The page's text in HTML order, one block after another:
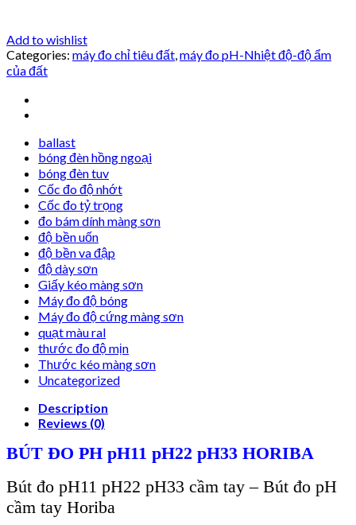
Add to wishlist
Categories: máy đo chỉ tiêu đất,máy đo pH-Nhiệt độ-độ ẩm
của đất
ballast
bóng đèn hồng ngoại
bóng đèn tuv
Cốc đo độ nhớt
Cốc đo tỷ trọng
đo bám dính màng sơn
độ bền uốn
độ bền va đập
độ dày sơn
Giấy kéo màng sơn
Máy đo độ bóng
Máy đo độ cứng màng sơn
quạt màu ral
thước đo độ mịn
Thước kéo màng sơn
Uncategorized
Description
Reviews (0)
BÚT ĐO PH pH11 pH22 pH33 HORIBA
Bút đo pH11 pH22 pH33 cầm tay – Bút đo pH
cầm tay Horiba